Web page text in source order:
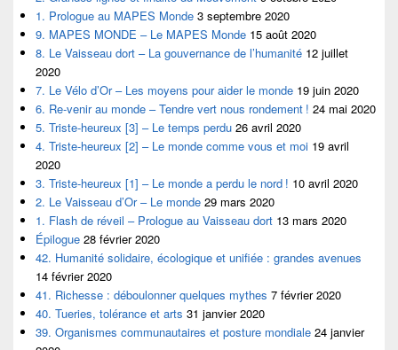
1. Prologue au MAPES Monde 3 septembre 2020
9. MAPES MONDE – Le MAPES Monde 15 août 2020
8. Le Vaisseau dort – La gouvernance de l’humanité 12 juillet
2020
7. Le Vélo d’Or – Les moyens pour aider le monde 19 juin 2020
6. Re-venir au monde – Tendre vert nous rondement ! 24 mai 2020
5. Triste-heureux [3] – Le temps perdu 26 avril 2020
4. Triste-heureux [2] – Le monde comme vous et moi 19 avril
2020
3. Triste-heureux [1] – Le monde a perdu le nord ! 10 avril 2020
2. Le Vaisseau d’Or – Le monde 29 mars 2020
1. Flash de réveil – Prologue au Vaisseau dort 13 mars 2020
Épilogue 28 février 2020
42. Humanité solidaire, écologique et unifiée : grandes avenues
14 février 2020
41. Richesse : déboulonner quelques mythes 7 février 2020
40. Tueries, tolérance et arts 31 janvier 2020
39. Organismes communautaires et posture mondiale 24 janvier